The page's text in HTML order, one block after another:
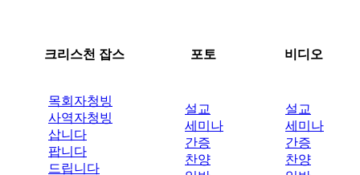
크리스천 잡스 포토 비디오
목회자청빙
사역자청빙
삽니다
팝니다
드립니다
설교
세미나
간증
찬양
설교
세미나
간증
찬양